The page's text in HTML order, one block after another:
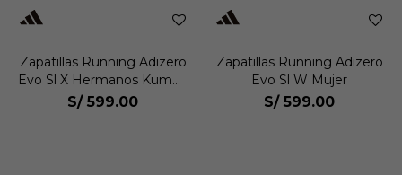
Zapatillas Running Adizero
Evo Sl X Hermanos Kumori
Hombre
S/ 599.00
Zapatillas Running Adizero
Evo Sl W Mujer
S/ 599.00